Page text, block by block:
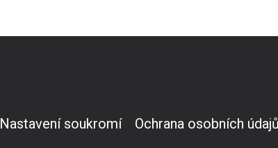
Nastavení soukromí Ochrana osobních údajů